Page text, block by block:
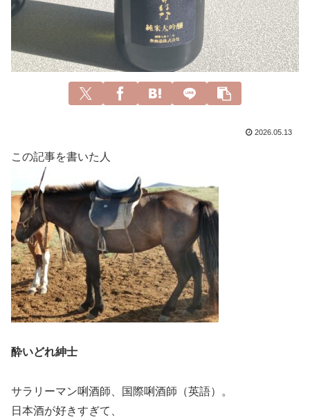
2026.05.13
この記事を書いた人
酔いどれ紳士
サラリーマン唎酒師、国際唎酒師（英語）。
日本酒が好きすぎて、